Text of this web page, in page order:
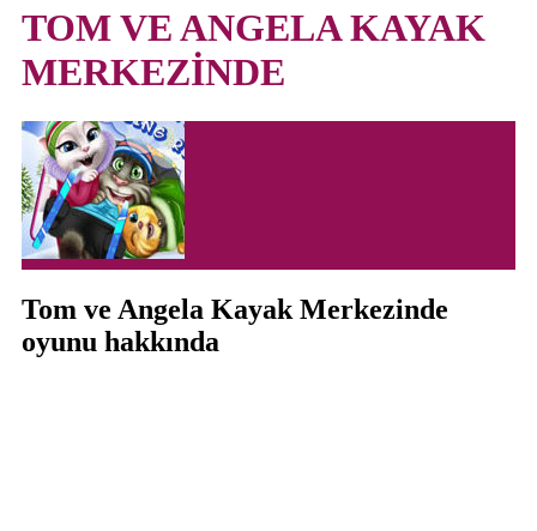
TOM VE ANGELA KAYAK
MERKEZİNDE
Tom ve Angela Kayak Merkezinde
oyunu hakkında